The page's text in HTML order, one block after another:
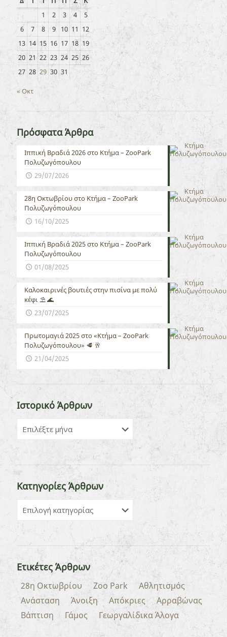
1
2 3 4
5
6
7 8 9 10 11 12
13 14 15 16 17 18 19
20 21 22 23 24 25 26
27 28 29 30 31
« Οκτ
Πρόσφατα Άρθρα
Ιππική Βραδιά 2026 στο Κτήμα – ZooPark
Πολυζωγόπουλου
29/07/2026
28η Οκτωβρίου στο Κτήμα – ZooPark
Πολυζωγόπουλου
16/10/2025
Ιππική Βραδιά 2025 στο Κτήμα – ZooPark
Πολυζωγόπουλου
01/08/2025
Καλοκαιρινές βουτιές στην πισίνα με πολύ
κέφι ⛱️ 🌊
23/07/2025
Πρωτομαγιά 2025 στο «Κτήμα – ZooPark
Πολυζωγόπουλου» 🥩 🥂
21/04/2025
Ιστορικό Άρθρων
Κατηγορίες Άρθρων
Ετικέτες Άρθρων
28η Οκτωβρίου Zoo Park
Αθλητισμός
Ανάσταση
Άνοιξη Απόκριες
Αρραβώνας
Βάπτιση
Γάμος Γεωργαλίδικα Άλογα